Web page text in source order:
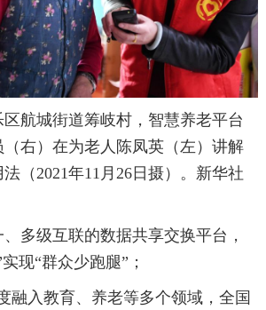
城街道筹岐村，智慧养老平台
右）在为老人陈凤英（左）讲解
（2021年11月26日摄）。新华社
级互联的数据共享交换平台，
现“群众少跑腿”；
入教育、养老等多个领域，全国